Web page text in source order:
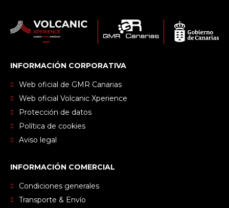
INFORMACIÓN CORPORATIVA
Web oficial de GMR Canarias
Web oficial Volcanic Xperience
Protección de datos
Política de cookies
Aviso legal
INFORMACIÓN COMERCIAL
Condiciones generales
Transporte & Envío